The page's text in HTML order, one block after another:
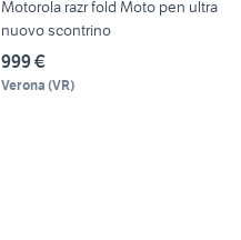
Motorola razr fold Moto pen ultra
nuovo scontrino
999 €
Verona (VR)